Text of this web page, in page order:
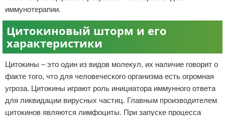
иммунотерапии.
Цитокиновый шторм и его
характеристики
Цитокины – это один из видов молекул, их наличие говорит о
факте того, что для человеческого организма есть огромная
угроза. Цитокины играют роль инициатора иммунного ответа
для ликвидации вирусных частиц. Главным производителем
цитокинов являются лимфоциты. При запуске процесса